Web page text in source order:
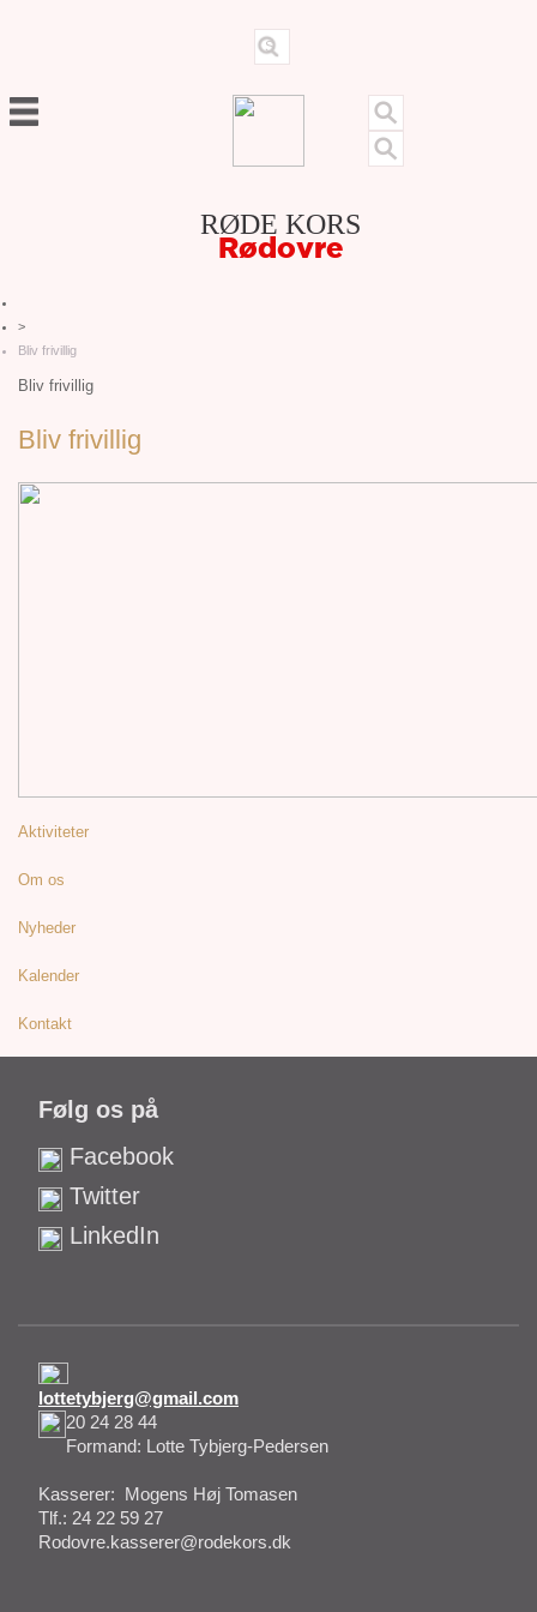
RØDE KORS
Rødovre
>
Bliv frivillig
Bliv frivillig
Bliv frivillig
Aktiviteter
Om os
Nyheder
Kalender
Kontakt
Følg os på
Facebook
Twitter
LinkedIn
lottetybjerg@gmail.com
20 24 28 44
Formand: Lotte Tybjerg-Pedersen
Kasserer: Mogens Høj Tomasen
Tlf.: 24 22 59 27
Rodovre.kasserer@rodekors.dk